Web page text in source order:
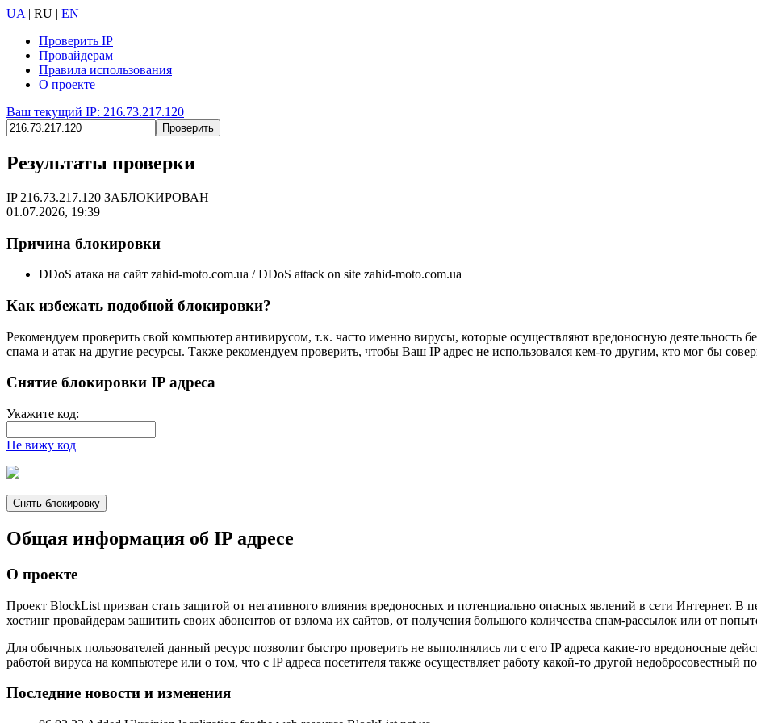
UA | RU | EN
Проверить IP
Провайдерам
Правила использования
О проекте
Ваш текущий IP: 216.73.217.120
Результаты проверки
IP 216.73.217.120 ЗАБЛОКИРОВАН
01.07.2026, 19:39
Причина блокировки
DDoS атака на сайт zahid-moto.com.ua / DDoS attack on site zahid-moto.com.ua
Как избежать подобной блокировки?
Рекомендуем проверить свой компьютер антивирусом, т.к. часто именно вирусы, которые осуществляют вредоносную деятельность
спама и атак на другие ресурсы. Также рекомендуем проверить, чтобы Ваш IP адрес не использовался кем-то другим, кто мог бы
Снятие блокировки IP адреса
Укажите код:
Не вижу код
Общая информация об IP адресе
О проекте
Проект BlockList призван стать защитой от негативного влияния вредоносных и потенциально опасных явлений в сети Интернет. В
хостинг провайдерам защитить своих абонентов от взлома их сайтов, от получения большого количества спам-рассылок или от
Для обычных пользователей данный ресурс позволит быстро проверить не выполнялись ли с его IP адреса какие-то вредоносные
работой вируса на компьютере или о том, что c IP адреса посетителя также осуществляет работу какой-то другой недобросовестный
Последние новости и изменения